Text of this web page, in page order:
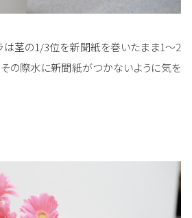
は茎の1/3位を新聞紙を巻いたまま1～2
の際水に新聞紙がつかないように気を